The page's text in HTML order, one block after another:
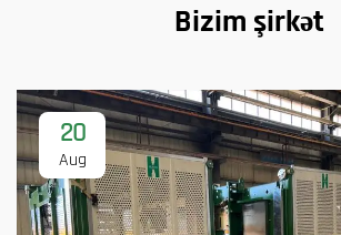
Bizim şirkət
20
Aug